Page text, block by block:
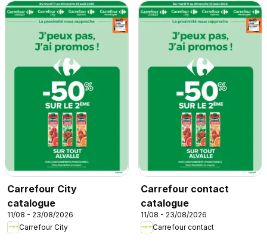
Carrefour City
catalogue
11/08 - 23/08/2026
Carrefour City
Carrefour contact
catalogue
11/08 - 23/08/2026
Carrefour contact